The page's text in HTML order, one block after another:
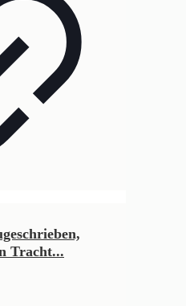
Tracht...